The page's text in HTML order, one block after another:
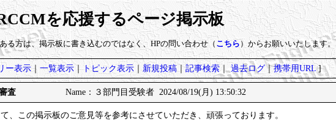
を応援するページ掲示板
る方は、掲示板に書き込むのではなく、HPの問い合わせ（ こちら ）からお願いいたします。
ー表示｜ 一覧表示｜トピック表示｜ 新規投稿｜記事検索｜ 過去ログ｜携帯用URL]
査 Name：３部門目受験者 2024/08/19(月) 13:50:32
、この掲示板のご意見等を参考にさせていただき、頑張っております。